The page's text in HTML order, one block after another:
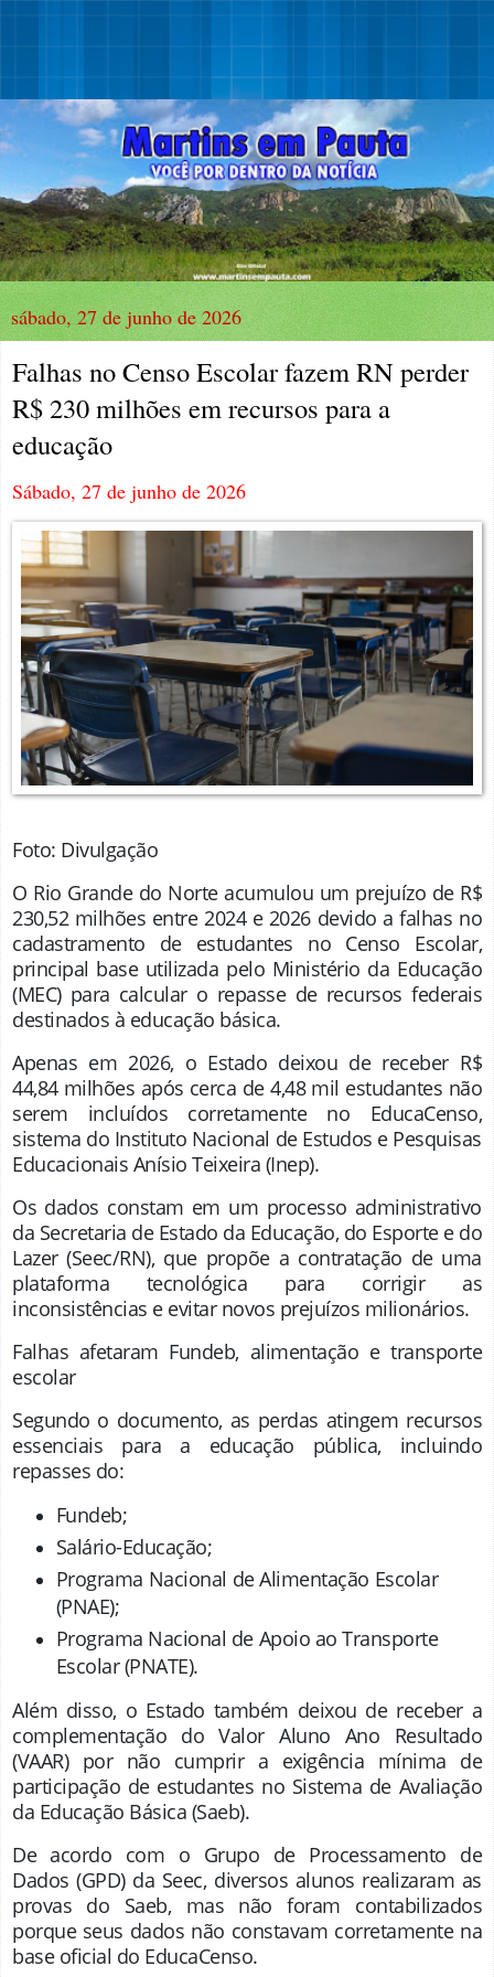
sábado, 27 de junho de 2026
Falhas no Censo Escolar fazem RN perder
R$ 230 milhões em recursos para a
educação
Sábado, 27 de junho de 2026
Foto: Divulgação
O Rio Grande do Norte acumulou um prejuízo de R$
230,52 milhões entre 2024 e 2026 devido a falhas no
cadastramento de estudantes no Censo Escolar,
principal base utilizada pelo Ministério da Educação
(MEC) para calcular o repasse de recursos federais
destinados à educação básica.
Apenas em 2026, o Estado deixou de receber R$
44,84 milhões após cerca de 4,48 mil estudantes não
serem incluídos corretamente no EducaCenso,
sistema do Instituto Nacional de Estudos e Pesquisas
Educacionais Anísio Teixeira (Inep).
Os dados constam em um processo administrativo
da Secretaria de Estado da Educação, do Esporte e do
Lazer (Seec/RN), que propõe a contratação de uma
plataforma tecnológica para corrigir as
inconsistências e evitar novos prejuízos milionários.
Falhas afetaram Fundeb, alimentação e transporte
escolar
Segundo o documento, as perdas atingem recursos
essenciais para a educação pública, incluindo
repasses do:
Fundeb;
Salário-Educação;
Programa Nacional de Alimentação Escolar
(PNAE);
Programa Nacional de Apoio ao Transporte
Escolar (PNATE).
Além disso, o Estado também deixou de receber a
complementação do Valor Aluno Ano Resultado
(VAAR) por não cumprir a exigência mínima de
participação de estudantes no Sistema de Avaliação
da Educação Básica (Saeb).
De acordo com o Grupo de Processamento de
Dados (GPD) da Seec, diversos alunos realizaram as
provas do Saeb, mas não foram contabilizados
porque seus dados não constavam corretamente na
base oficial do EducaCenso.